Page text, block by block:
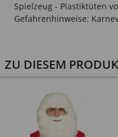
Spielzeug - Plastiktüten
Gefahrenhinweise:
ZU DIESEM